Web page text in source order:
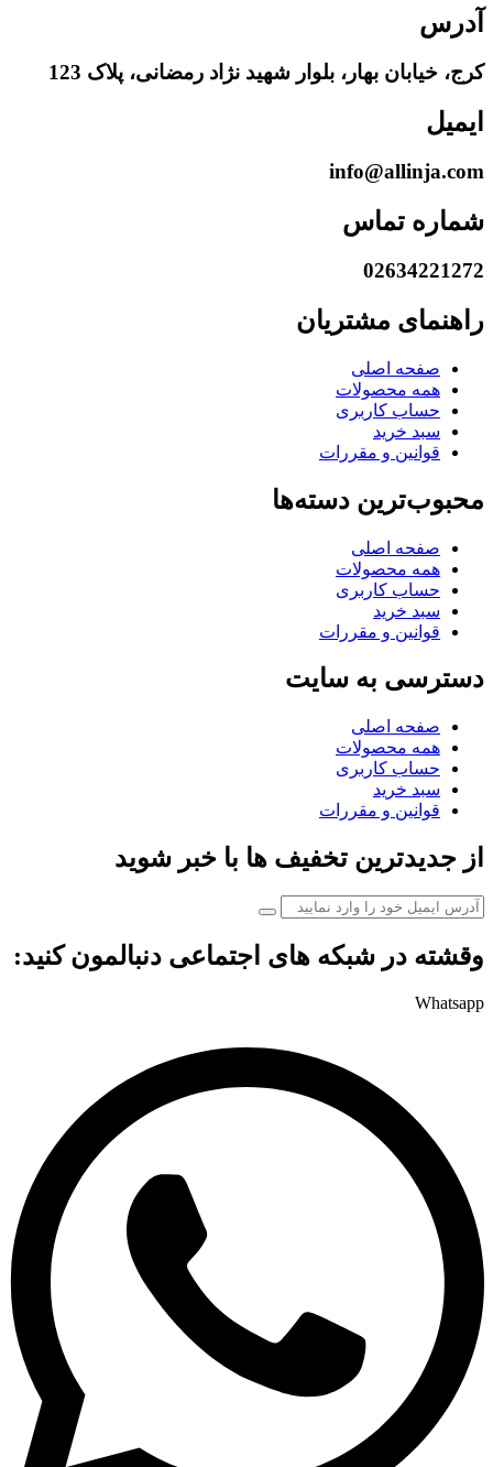
آدرس
کرج، خیابان بهار، بلوار شهید نژاد رمضانی، پلاک 123
ایمیل
info@allinja.com
شماره تماس
02634221272
راهنمای مشتریان
صفحه اصلی
همه محصولات
حساب کاربری
سبد خرید
قوانین و مقررات
محبوب‌ترین دسته‌ها
صفحه اصلی
همه محصولات
حساب کاربری
سبد خرید
قوانین و مقررات
دسترسی به سایت
صفحه اصلی
همه محصولات
حساب کاربری
سبد خرید
قوانین و مقررات
از جدیدترین تخفیف ها با خبر شوید
وقشته در شبکه های اجتماعی دنبالمون کنید:
Whatsapp